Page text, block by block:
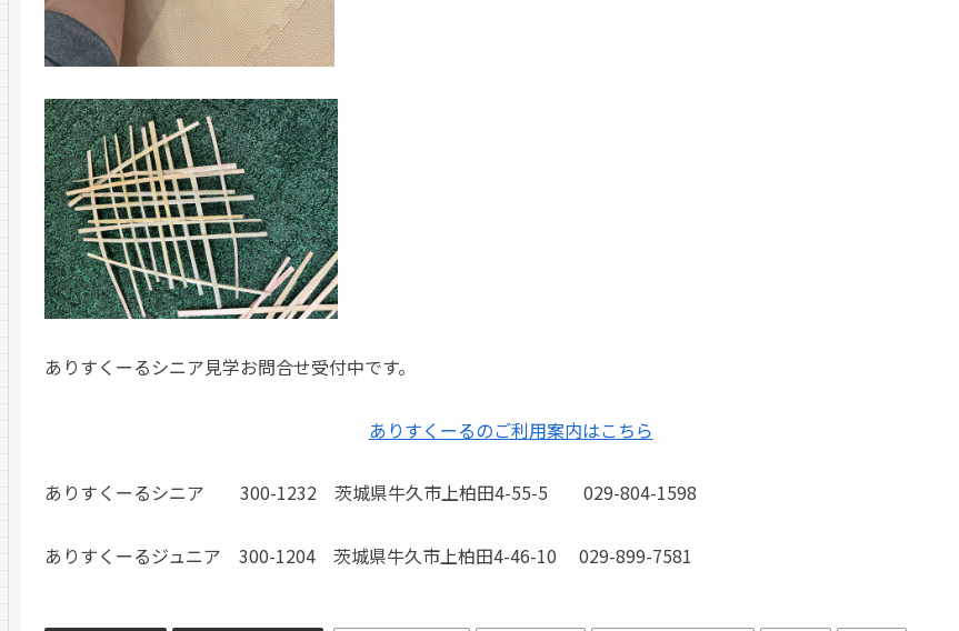
ありすくーるシニア見学お問合せ受付中です。
ありすくーるのご利用案内はこちら
ありすくーるシニア 300-1232 茨城県牛久市上柏田4-55-5 029-804-1598
ありすくーるジュニア 300-1204 茨城県牛久市上柏田4-46-10 029-899-7581